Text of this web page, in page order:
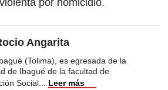
Angarita
(Tolima), es egresada de la
de Ibagué de la facultad de
Social
Leer más